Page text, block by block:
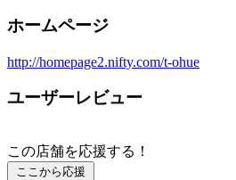
ホームページ
http://homepage2.nifty.com/t-ohue
ユーザーレビュー
この店舗を応援する！
ここから応援